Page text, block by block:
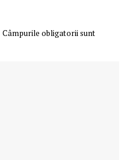
Câmpurile obligatorii sunt